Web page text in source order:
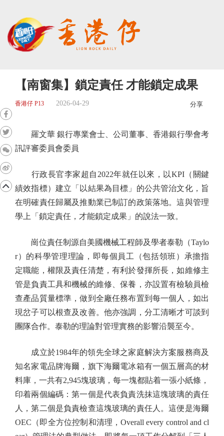
【南窗集】鎖定責任 才能鎖定成果
香港仔 P13 2026-04-29 分享
羅文華 銀行專業會士、公司董事、香港銀行學會考
訊評審委員會委員
行政長官李家超自2022年就任以來，以KPI（關鍵
績效指標）建立「以結果為目標」的公共管治文化，旨
在明確責任歸屬及推動業已制訂的政策落地。這與管理
學上「鎖定責任，才能鎖定成果」的說法一致。
崗位責任制源自美國機械工程師及學者泰勒（Taylo
r）的科學管理理論，即每個員工（包括領班）承擔指
定職能，權限及責任清楚，有利於發揮所長，如維修主
管是負責工具和機械的維修、保養，亦設置有檢驗員檢
查產品質量標準，做到全廠任務布置到每一個人，如出
現岔子可以根查及改善。他亦強調，分工清晰才可談到
團隊合作。泰勒的理論對管理實務的影響沿襲至今。
成立於1984年的領先全球之家庭解決方案服務商及
知名家電品牌海爾，旗下海爾電冰箱有一個五層高的材
料庫，一共有2,945塊玻璃，每一塊都貼着一張小紙條，
印着兩個編碼：第一個是代表負責洗抹這塊玻璃的責任
人，第二個是負責檢查這塊玻璃的責任人。這便是海爾
OEC（即全方位控制和清理，Overall every control and cl